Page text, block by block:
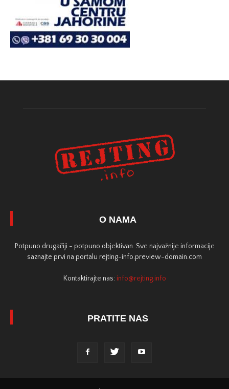
O NAMA
Potpuno drugačiji - potpuno objektivan. Sve najvažnije informacije
saznajte prvi na portalu rejting-info.preview-domain.com
Kontaktirajte nas: info@rejting.info
PRATITE NAS